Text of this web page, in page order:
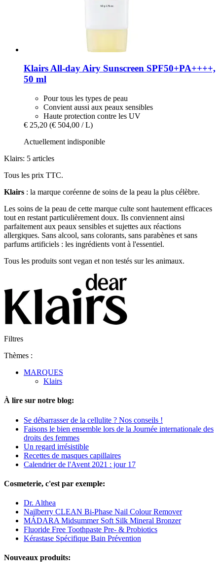
KlairsAll-​day Airy Sunscreen SPF50+PA++++,
50 ml
Pour tous les types de peau
Convient aussi aux peaux sensibles
Haute protection contre les UV
€ 25,20 (€ 504,00 / L)
Actuellement indisponible
Klairs: 5 articles
Tous les prix TTC.
Klairs : la marque coréenne de soins de la peau la plus célèbre.
Les soins de la peau de cette marque culte sont hautement efficaces
tout en restant particulièrement doux. Ils conviennent ainsi
parfaitement aux peaux sensibles et sujettes aux réactions
allergiques. Sans alcool, sans colorants, sans parabènes et sans
parfums artificiels : les ingrédients vont à l'essentiel.
Tous les produits sont vegan et non testés sur les animaux.
Filtres
Thèmes :
MARQUES
Klairs
À lire sur notre blog:
Se débarrasser de la cellulite ? Nos conseils !
Faisons le bien ensemble lors de la Journée internationale des
droits des femmes
Un regard irrésistible
Recettes de masques capillaires
Calendrier de l'Avent 2021 : jour 17
Cosmeterie, c'est par exemple:
Dr. Althea
Nailberry CLEAN Bi-Phase Nail Colour Remover
MÁDARA Midsummer Soft Silk Mineral Bronzer
Fluoride Free Toothpaste Pre- & Probiotics
Kérastase Spécifique Bain Prévention
Nouveaux produits: